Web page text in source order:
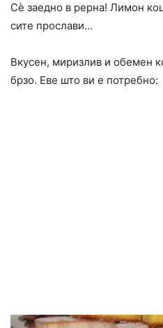
Сѐ заедно в рерна! Лимон
сите прослави…
Вкусен, миризлив и обемен
брзо. Еве што ви е потребно: